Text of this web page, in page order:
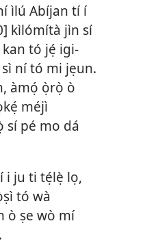
ìlú Abíjan tí í
kìlómítà jìn sí
tó jẹ́ igi-
ní tó mi jẹun.
àmọ́ ọ̀rọ̀ ò
méjì
sí pé mo dá
i ju ti tẹ́lẹ̀ lọ,
tó wà
ò ṣe wò mí